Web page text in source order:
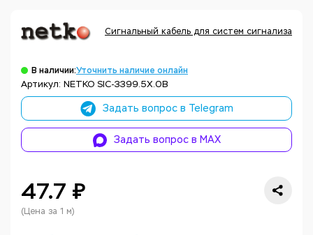
Сигнальный кабель для систем
В наличии:Уточнить наличие онлайн
Артикул: NETKO SIC-3399.5X.0B
Задать вопрос в Telegram
Задать вопрос в MAX
47.7 ₽
(Цена за 1 м)